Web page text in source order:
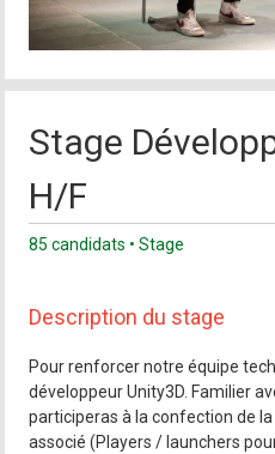
Stage
H/F
85 candidats • Stage
Description du stage
Pour renforcer notre équipe
développeur Unity3D. Familier
participeras à la confection de
associé (Players / launchers